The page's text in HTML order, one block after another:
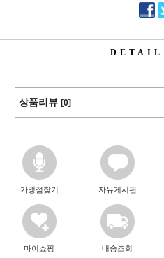
DETAIL
상품리뷰 [0]
가맹점찾기 자유게시판
마이쇼핑 배송조회